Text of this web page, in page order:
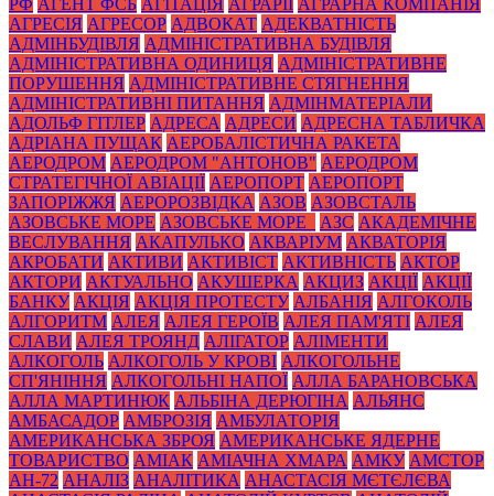
АГРЕСІЯ АГРЕСОР АДВОКАТ АДЕКВАТНІСТЬ
АДМІНБУДІВЛЯ АДМІНІСТРАТИВНА БУДІВЛЯ
АДМІНІСТРАТИВНА ОДИНИЦЯ АДМІНІСТРАТИВНЕ
ПОРУШЕННЯ АДМІНІСТРАТИВНЕ СТЯГНЕННЯ
АДМІНІСТРАТИВНІ ПИТАННЯ АДМІНМАТЕРІАЛИ
АДОЛЬФ ГІТЛЕР АДРЕСА АДРЕСИ АДРЕСНА ТАБЛИЧКА
АДРІАНА ПУЩАК АЕРОБАЛІСТИЧНА РАКЕТА
АЕРОДРОМ АЕРОДРОМ "АНТОНОВ" АЕРОДРОМ
СТРАТЕГІЧНОЇ АВІАЦІЇ АЕРОПОРТ АЕРОПОРТ
ЗАПОРІЖЖЯ АЕРОРОЗВІДКА АЗОВ АЗОВСТАЛЬ
АЗОВСЬКЕ МОРЕ АЗОВСЬКЕ МОРЕ_ АЗС АКАДЕМІЧНЕ
ВЕСЛУВАННЯ АКАПУЛЬКО АКВАРІУМ АКВАТОРІЯ
АКРОБАТИ АКТИВИ АКТИВІСТ АКТИВНІСТЬ АКТОР
АКТОРИ АКТУАЛЬНО АКУШЕРКА АКЦИЗ АКЦІЇ АКЦІЇ
БАНКУ АКЦІЯ АКЦІЯ ПРОТЕСТУ АЛБАНІЯ АЛГОКОЛЬ
АЛГОРИТМ АЛЕЯ АЛЕЯ ГЕРОЇВ АЛЕЯ ПАМ'ЯТІ АЛЕЯ
СЛАВИ АЛЕЯ ТРОЯНД АЛІГАТОР АЛІМЕНТИ
АЛКОГОЛЬ АЛКОГОЛЬ У КРОВІ АЛКОГОЛЬНЕ
СП'ЯНІННЯ АЛКОГОЛЬНІ НАПОЇ АЛЛА БАРАНОВСЬКА
АЛЛА МАРТИНЮК АЛЬБІНА ДЕРЮГІНА АЛЬЯНС
АМБАСАДОР АМБРОЗІЯ АМБУЛАТОРІЯ
АМЕРИКАНСЬКА ЗБРОЯ АМЕРИКАНСЬКЕ ЯДЕРНЕ
ТОВАРИСТВО АМІАК АМІАЧНА ХМАРА АМКУ АМСТОР
АН-72 АНАЛІЗ АНАЛІТИКА АНАСТАСІЯ МЄТЄЛЄВА